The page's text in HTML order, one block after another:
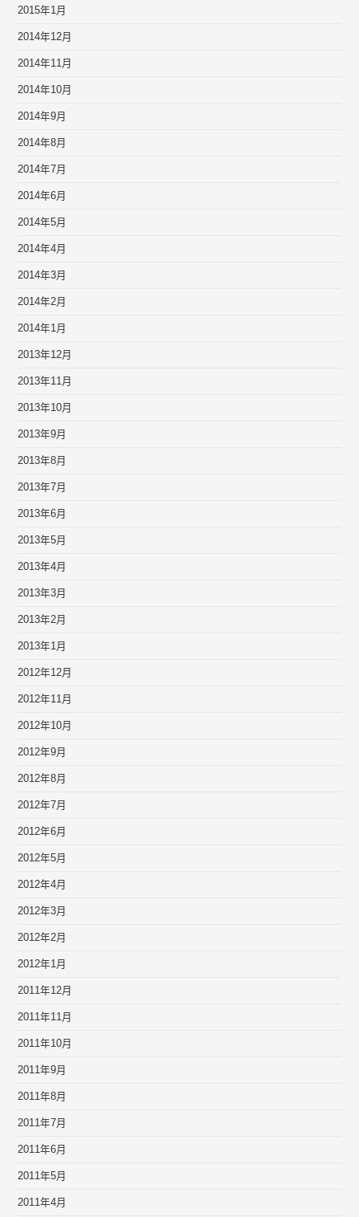
2015年1月
2014年12月
2014年11月
2014年10月
2014年9月
2014年8月
2014年7月
2014年6月
2014年5月
2014年4月
2014年3月
2014年2月
2014年1月
2013年12月
2013年11月
2013年10月
2013年9月
2013年8月
2013年7月
2013年6月
2013年5月
2013年4月
2013年3月
2013年2月
2013年1月
2012年12月
2012年11月
2012年10月
2012年9月
2012年8月
2012年7月
2012年6月
2012年5月
2012年4月
2012年3月
2012年2月
2012年1月
2011年12月
2011年11月
2011年10月
2011年9月
2011年8月
2011年7月
2011年6月
2011年5月
2011年4月